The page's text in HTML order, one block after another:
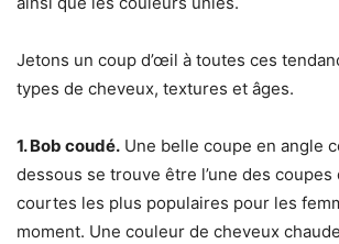
Jetons un coup d’œil à toutes ces
types de cheveux, textures et âges.
1. Bob coudé. Une belle coupe en angle
dessous se trouve être l’une des coupes
courtes les plus populaires pour les
moment. Une couleur de cheveux